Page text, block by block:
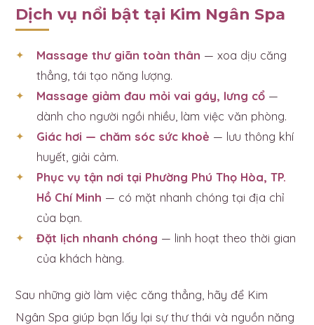
Dịch vụ nổi bật tại Kim Ngân Spa
Massage thư giãn toàn thân — xoa dịu căng
thẳng, tái tạo năng lượng.
Massage giảm đau mỏi vai gáy, lưng cổ —
dành cho người ngồi nhiều, làm việc văn phòng.
Giác hơi — chăm sóc sức khoẻ — lưu thông khí
huyết, giải cảm.
Phục vụ tận nơi tại Phường Phú Thọ Hòa, TP.
Hồ Chí Minh — có mặt nhanh chóng tại địa chỉ
của bạn.
Đặt lịch nhanh chóng — linh hoạt theo thời gian
của khách hàng.
Sau những giờ làm việc căng thẳng, hãy để Kim
Ngân Spa giúp bạn lấy lại sự thư thái và nguồn năng